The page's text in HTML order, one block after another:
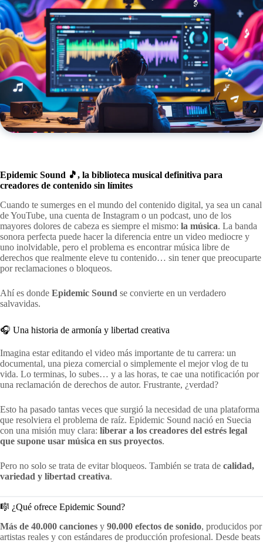
Epidemic Sound 🎵, la biblioteca musical definitiva para
creadores de contenido sin límites
Cuando te sumerges en el mundo del contenido digital, ya sea un canal
de YouTube, una cuenta de Instagram o un podcast, uno de los
mayores dolores de cabeza es siempre el mismo: la música. La banda
sonora perfecta puede hacer la diferencia entre un video mediocre y
uno inolvidable, pero el problema es encontrar música libre de
derechos que realmente eleve tu contenido… sin tener que preocuparte
por reclamaciones o bloqueos.
Ahí es donde Epidemic Sound se convierte en un verdadero
salvavidas.
🎧 Una historia de armonía y libertad creativa
Imagina estar editando el video más importante de tu carrera: un
documental, una pieza comercial o simplemente el mejor vlog de tu
vida. Lo terminas, lo subes… y a las horas, te cae una notificación por
una reclamación de derechos de autor. Frustrante, ¿verdad?
Esto ha pasado tantas veces que surgió la necesidad de una plataforma
que resolviera el problema de raíz. Epidemic Sound nació en Suecia
con una misión muy clara: liberar a los creadores del estrés legal
que supone usar música en sus proyectos.
Pero no solo se trata de evitar bloqueos. También se trata de calidad,
variedad y libertad creativa.
🎼 ¿Qué ofrece Epidemic Sound?
Más de 40.000 canciones y 90.000 efectos de sonido, producidos por
artistas reales y con estándares de producción profesional. Desde beats